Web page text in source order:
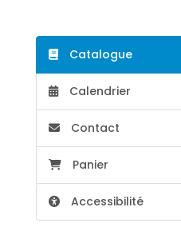
Catalogue
Calendrier
Contact
Panier
Accessibilité